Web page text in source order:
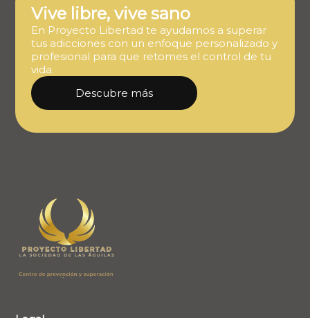
Vive libre, vive sano
En Proyecto Libertad te ayudamos a superar
tus adicciones con un enfoque personalizado y
profesional para que retomes el control de tu
vida.
Descubre más